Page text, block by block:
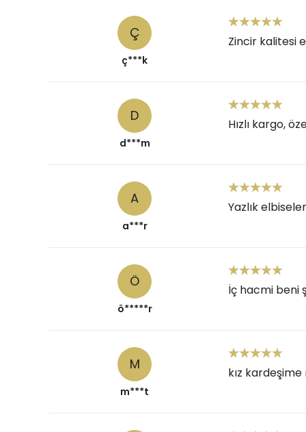
Ç
ç***k
Zincir kalitesi
D
d***m
Hızlı kargo,
A
a***r
Yazlık
Ö
ö*****r
İç hacmi beni
M
m***t
kız